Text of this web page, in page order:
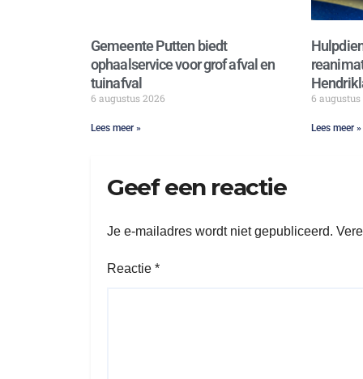
Gemeente Putten biedt
ophaalservice voor grof afval en
tuinafval
6 augustus 2026
Lees meer »
6 augustus
Lees meer »
Geef een reactie
Je e-mailadres wordt niet gepubliceerd.
Reactie *